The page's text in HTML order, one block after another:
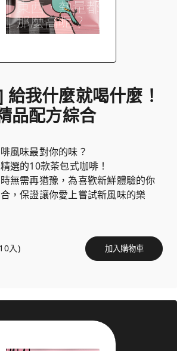
給我什麼就喝什麼！
品配方綜合
風味最對你的味？
選的10款茶包式咖啡！
無需再猶豫，為喜歡新鮮體驗的你
，保證讓你愛上嘗試新風味的樂
入) 加入購物車